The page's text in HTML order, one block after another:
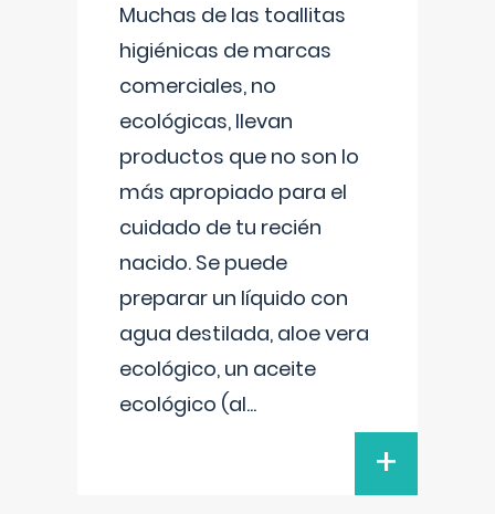
Muchas de las toallitas
higiénicas de marcas
comerciales, no
ecológicas, llevan
productos que no son lo
más apropiado para el
cuidado de tu recién
nacido. Se puede
preparar un líquido con
agua destilada, aloe vera
ecológico, un aceite
ecológico (al...
+